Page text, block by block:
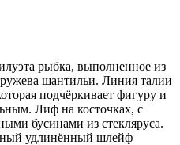
рыбка, выполненное из
шантильи. Линия талии
подчёркивает фигуру и
Лиф на косточках, с
бусинами из стекляруса.
удлинённый шлейф